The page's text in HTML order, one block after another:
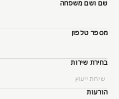
שם ושם משפחה
מספר טלפון
בחירת שירות
הורעות